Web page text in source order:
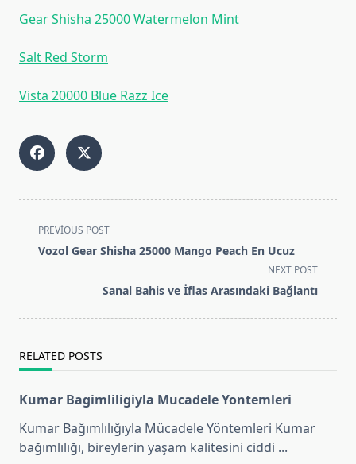
Gear Shisha 25000 Watermelon Mint
Salt Red Storm
Vista 20000 Blue Razz Ice
<span
class="nav-
text">Page</span>
PREVIOUS POST
Vozol Gear Shisha 25000 Mango Peach En Ucuz
NEXT POST
Sanal Bahis ve İflas Arasındaki Bağlantı
RELATED POSTS
Kumar Bagimliligiyla Mucadele Yontemleri
Kumar Bağımlılığıyla Mücadele Yöntemleri Kumar
bağımlılığı, bireylerin yaşam kalitesini ciddi ...